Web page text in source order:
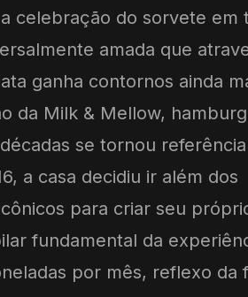
celebração do sorvete em
amada que
ganha contornos ainda
da Milk & Mellow,
se tornou
a casa decidiu ir além dos
para criar seu
fundamental da
por mês, reflexo da